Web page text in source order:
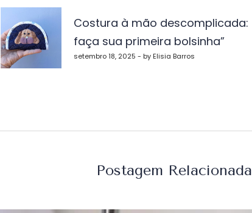
de
Post
Costura à mão descomplicada:
faça sua primeira bolsinha”
setembro 18, 2025 - by Elisia Barros
Postagem Relacionada